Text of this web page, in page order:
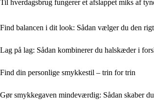
Til hverdagsbrug fungerer et afslappet miks af
Find balancen i dit look: Sådan vælger du den
Lag på lag: Sådan kombinerer du halskæder i
Find din personlige smykkestil – trin for trin
Gør smykkegaven mindeværdig: Sådan skaber